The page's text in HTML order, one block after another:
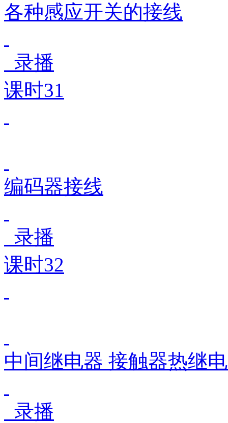
各种感应开关的接线
录播
课时31
编码器接线
录播
课时32
中间继电器 接触器热继
录播